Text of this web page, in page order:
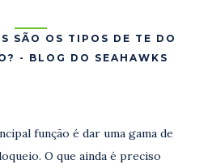
SÃO OS TIPOS DE TE DO
- BLOG DO SEAHAWKS
função é dar uma gama de
O que ainda é preciso